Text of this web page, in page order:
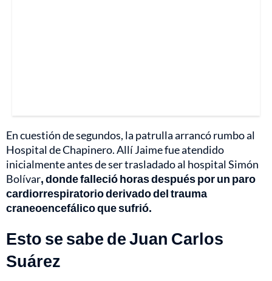
En cuestión de segundos, la patrulla arrancó rumbo al
Hospital de Chapinero. Allí Jaime fue atendido
inicialmente antes de ser trasladado al hospital Simón
Bolívar, donde falleció horas después por un paro
cardiorrespiratorio derivado del trauma
craneoencefálico que sufrió.
Esto se sabe de Juan Carlos
Suárez